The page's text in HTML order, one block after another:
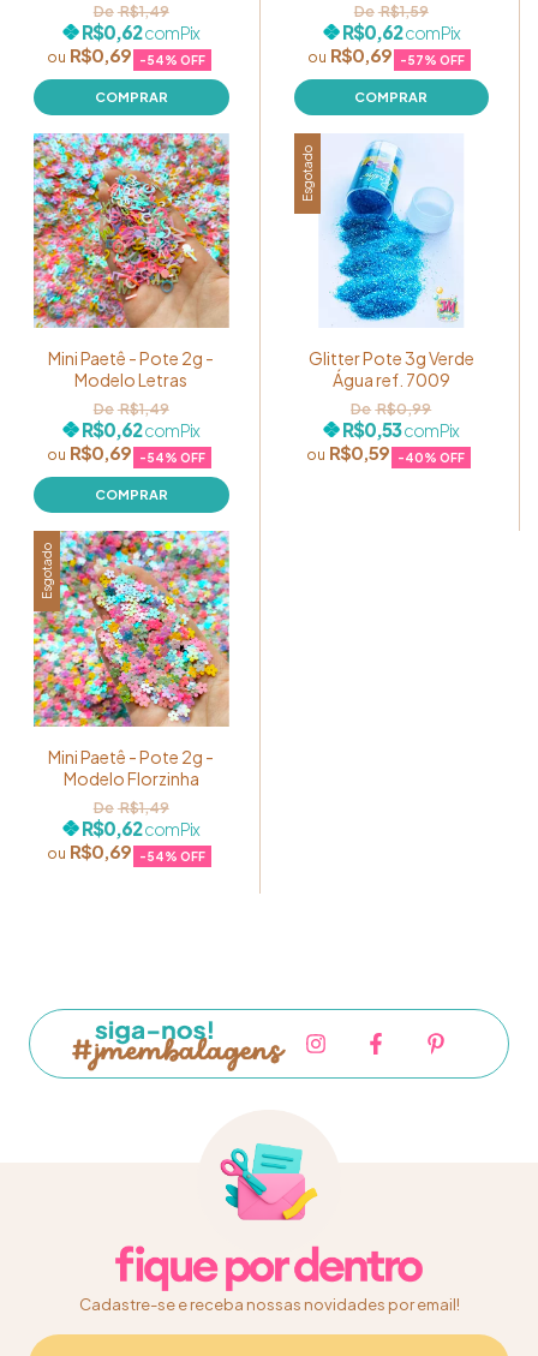
R$0,69 -54% OFF
R$1,49
R$0,62comPix
R$0,69 -57% OFF
R$1,59
R$0,62comPix
Mini Paetê - Pote 2g -
Modelo Letras
R$0,69 -54% OFF
R$1,49
R$0,62comPix
Esgotado
Glitter Pote 3g Verde
Água ref. 7009
R$0,59 -40% OFF
R$0,99
R$0,53comPix
Esgotado
Mini Paetê - Pote 2g -
Modelo Florzinha
R$0,69 -54% OFF
R$1,49
R$0,62comPix
Cadastre-se e receba nossas novidades por email!